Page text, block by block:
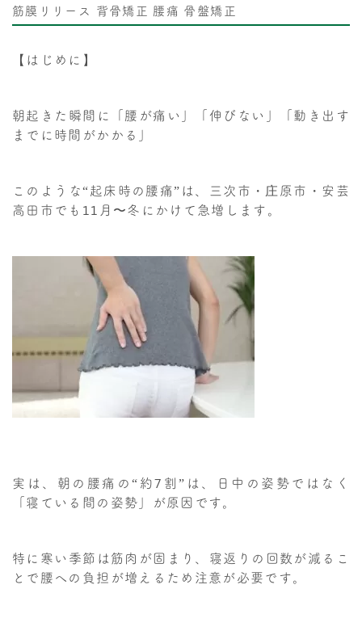
筋膜リリース 背骨矯正 腰痛 骨盤矯正
【はじめに】
朝起きた瞬間に「腰が痛い」「伸びない」「動き出す
までに時間がかかる」
このような“起床時の腰痛”は、三次市・庄原市・安芸
高田市でも11月〜冬にかけて急増します。
実は、朝の腰痛の“約7割”は、日中の姿勢ではなく
「寝ている間の姿勢」が原因です。
特に寒い季節は筋肉が固まり、寝返りの回数が減るこ
とで腰への負担が増えるため注意が必要です。